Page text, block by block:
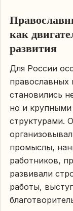
как
развития
Для России
православных
становились
но и
структурами.
промыслы,
работников,
развивали
работы,